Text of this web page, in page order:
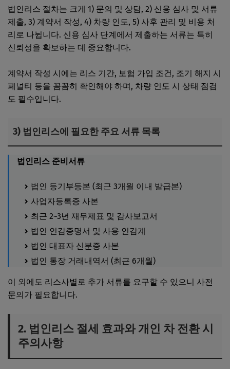
법인리스 절차는 크게 1) 문의 및 상담, 2) 신용 심사 및 서류
제출, 3) 계약서 작성, 4) 차량 인도, 5) 사후 관리 및 비용 처
리로 나뉩니다. 신용 심사 단계에서 제출하는 서류는 특히
신뢰성을 확보하는 데 중요합니다.
계약서 작성 시에는 리스 기간, 보험 가입 조건, 조기 해지 시
페널티 등을 꼼꼼히 확인해야 하며, 차량 인도 시 상태 점검
도 필수입니다.
3) 법인리스에 필요한 주요 서류 목록
법인리스 준비서류
법인 등기부등본 (최근 3개월 이내 발급본)
사업자등록증 사본
최근 2~3년 재무제표 및 감사보고서
법인 인감증명서 및 사용 인감계
법인 대표자 신분증 사본
법인 통장 거래내역서 (최근 6개월)
이 외에도 리스사별로 추가 서류를 요구할 수 있으니 사전
문의가 필요합니다.
2. 법인리스 절세 효과와 개인 차 전환 시
주의사항